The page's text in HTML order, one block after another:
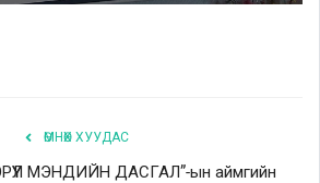
ӨМНӨХ ХУУДАС
МЭНДИЙН ДАСГАЛ”-ын аймгийн